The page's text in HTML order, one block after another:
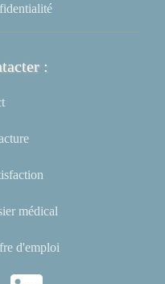
:
médical
d'emploi